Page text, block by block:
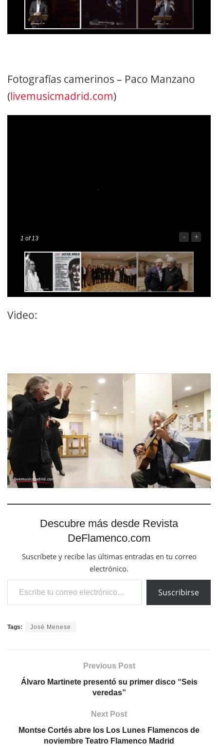
Fotografías camerinos – Paco Manzano
(livemusicmadrid.com)
1 of 13 - +
Video:
Descubre más desde Revista
DeFlamenco.com
Suscríbete y recibe las últimas entradas en tu correo
electrónico.
Escribe tu correo electrónico…
Suscribirse
Tags: José Menese
Previous Post
Álvaro Martinete presentó su primer disco “Seis
veredas”
Next Post
Montse Cortés abre los Los Lunes Flamencos de
noviembre Teatro Flamenco Madrid